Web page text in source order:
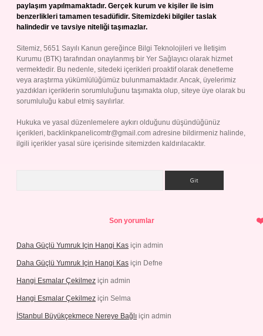
paylaşım yapılmamaktadır. Gerçek kurum ve kişiler ile isim
benzerlikleri tamamen tesadüfidir. Sitemizdeki bilgiler taslak
halindedir ve tavsiye niteliği taşımazlar.
Sitemiz, 5651 Sayılı Kanun gereğince Bilgi Teknolojileri ve İletişim
Kurumu (BTK) tarafından onaylanmış bir Yer Sağlayıcı olarak hizmet
vermektedir. Bu nedenle, sitedeki içerikleri proaktif olarak denetleme
veya araştırma yükümlülüğümüz bulunmamaktadır. Ancak, üyelerimiz
yazdıkları içeriklerin sorumluluğunu taşımakta olup, siteye üye olarak bu
sorumluluğu kabul etmiş sayılırlar.
Hukuka ve yasal düzenlemelere aykırı olduğunu düşündüğünüz
içerikleri, backlinkpanelicomtr@gmail.com adresine bildirmeniz halinde,
ilgili içerikler yasal süre içerisinde sitemizden kaldırılacaktır.
Son yorumlar
Daha Güçlü Yumruk Için Hangi Kas için admin
Daha Güçlü Yumruk Için Hangi Kas için Defne
Hangi Esmalar Çekilmez için admin
Hangi Esmalar Çekilmez için Selma
İStanbul Büyükçekmece Nereye Bağlı için admin